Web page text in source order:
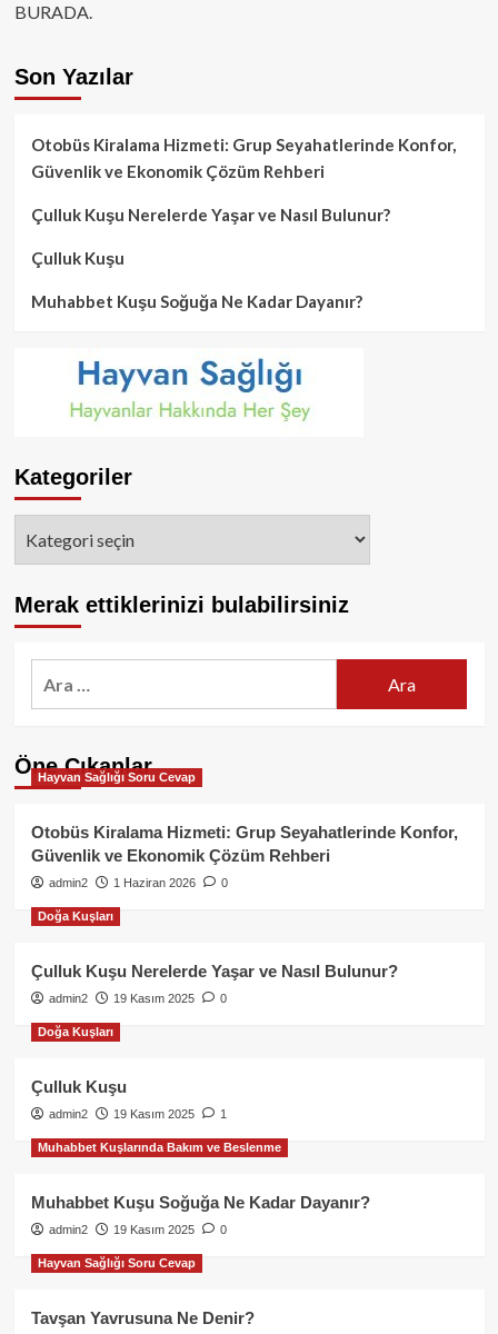
BURADA.
Son Yazılar
Otobüs Kiralama Hizmeti: Grup Seyahatlerinde Konfor,
Güvenlik ve Ekonomik Çözüm Rehberi
Çulluk Kuşu Nerelerde Yaşar ve Nasıl Bulunur?
Çulluk Kuşu
Muhabbet Kuşu Soğuğa Ne Kadar Dayanır?
Kategoriler
Merak ettiklerinizi bulabilirsiniz
Öne Çıkanlar
Hayvan Sağlığı Soru Cevap
Otobüs Kiralama Hizmeti: Grup Seyahatlerinde Konfor,
Güvenlik ve Ekonomik Çözüm Rehberi
admin2 1 Haziran 2026 0
Doğa Kuşları
Çulluk Kuşu Nerelerde Yaşar ve Nasıl Bulunur?
admin2 19 Kasım 2025 0
Doğa Kuşları
Çulluk Kuşu
admin2 19 Kasım 2025 1
Muhabbet Kuşlarında Bakım ve Beslenme
Muhabbet Kuşu Soğuğa Ne Kadar Dayanır?
admin2 19 Kasım 2025 0
Hayvan Sağlığı Soru Cevap
Tavşan Yavrusuna Ne Denir?